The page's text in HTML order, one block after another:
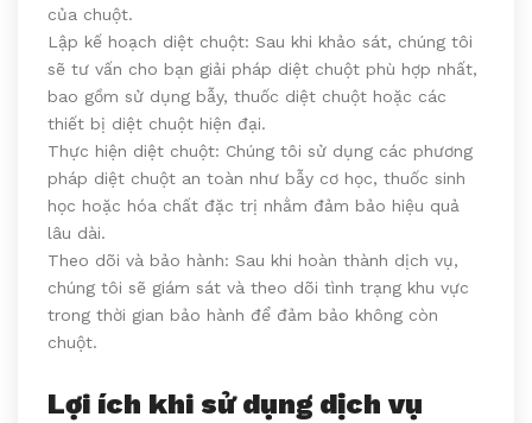
của chuột.
Lập kế hoạch diệt chuột: Sau khi khảo sát, chúng tôi
sẽ tư vấn cho bạn giải pháp diệt chuột phù hợp nhất,
bao gồm sử dụng bẫy, thuốc diệt chuột hoặc các
thiết bị diệt chuột hiện đại.
Thực hiện diệt chuột: Chúng tôi sử dụng các phương
pháp diệt chuột an toàn như bẫy cơ học, thuốc sinh
học hoặc hóa chất đặc trị nhằm đảm bảo hiệu quả
lâu dài.
Theo dõi và bảo hành: Sau khi hoàn thành dịch vụ,
chúng tôi sẽ giám sát và theo dõi tình trạng khu vực
trong thời gian bảo hành để đảm bảo không còn
chuột.
Lợi ích khi sử dụng dịch vụ